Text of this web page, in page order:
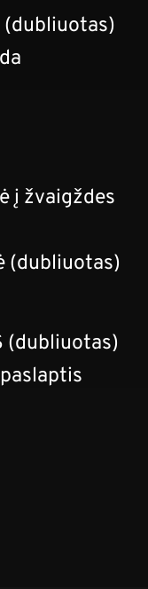
(dubliuotas)
į žvaigždes
(dubliuotas)
(dubliuotas)